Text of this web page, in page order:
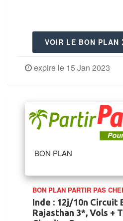
VOIR LE BON PLAN
expire le 15 Jan 2023
BON PLAN
BON PLAN PARTIR PAS
Inde : 12j/10n Circuit
Rajasthan 3*, Vols +